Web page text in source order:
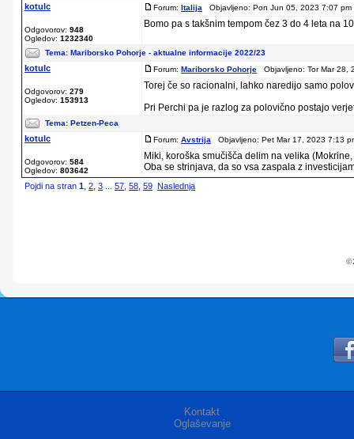
kotulc
Odgovorov: 948
Ogledov: 1232340
Forum: Italija Objavljeno: Pon Jun 05, 2023 7:07
Bomo pa s takšnim tempom čez 3 do 4 leta na
Tema: Mariborsko Pohorje - aktualne informacije 2022/23
kotulc
Odgovorov: 279
Ogledov: 153913
Forum: Mariborsko Pohorje Objavljeno: Tor Mar 28,
Torej če so racionalni, lahko naredijo samo
Pri Perchi pa je razlog za polovično postajo
Tema: Petzen-Peca
kotulc
Odgovorov: 584
Ogledov: 803642
Forum: Avstrija Objavljeno: Pet Mar 17, 2023 7:13
Miki, koroška smučišča delim na velika
Oba se strinjava, da so vsa zaspala z
Pojdi na stran 1 2 3 57 58 59 Naslednja
©
Kontakt
Oglaševanje